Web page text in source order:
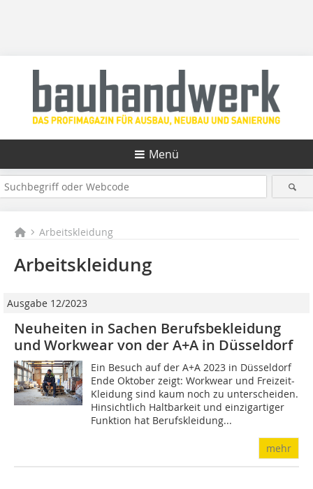
Menü
Arbeitskleidung
Arbeitskleidung
Ausgabe 12/2023
Neuheiten in Sachen Berufsbekleidung
und Workwear von der A+A in Düsseldorf
Ein Besuch auf der A+A 2023 in Düsseldorf
Ende Oktober zeigt: Workwear und Freizeit-
Kleidung sind kaum noch zu unterscheiden.
Hinsichtlich Haltbarkeit und einzigartiger
Funktion hat Berufskleidung...
mehr